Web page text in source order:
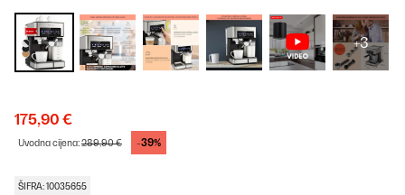
+3
175,90 €
Uvodna cijena:289,90 € -39%
ŠIFRA: 10035655